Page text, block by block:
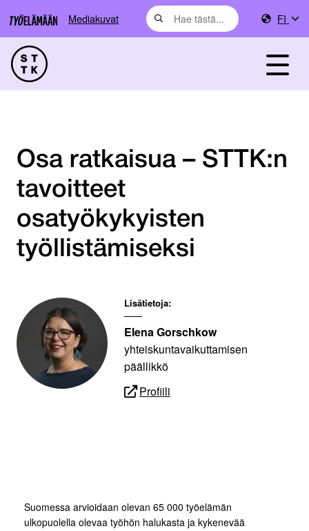
Mediakuvat FI
Osa ratkaisua – STTK:n
tavoitteet
osatyökykyisten
työllistämiseksi
Lisätietoja:
Elena Gorschkow
yhteiskuntavaikuttamisen
päällikkö
Profiili
Suomessa arvioidaan olevan 65 000 työelämän
ulkopuolella olevaa työhön halukasta ja kykenevää